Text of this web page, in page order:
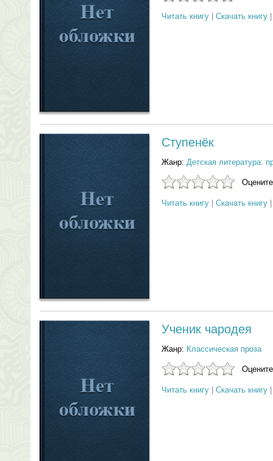
Читать книгу Скачать книгу
Ступенёк
Жанр: Детская литература:
Читать книгу Скачать книгу
Ученик чародея
Жанр: Классическая проза
Читать книгу Скачать книгу